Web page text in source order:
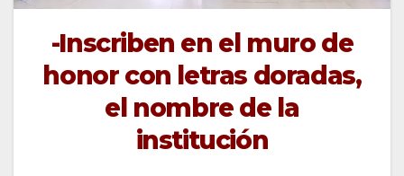
-Inscriben en el muro de
honor con letras doradas,
el nombre de la
institución